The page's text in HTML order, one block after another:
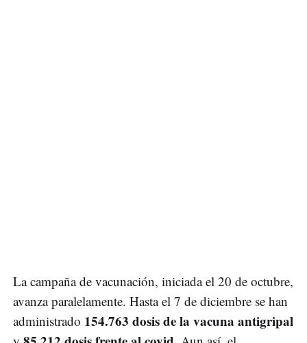
La campaña de vacunación, iniciada el 20 de octubre,
avanza paralelamente. Hasta el 7 de diciembre se han
administrado 154.763 dosis de la vacuna antigripal